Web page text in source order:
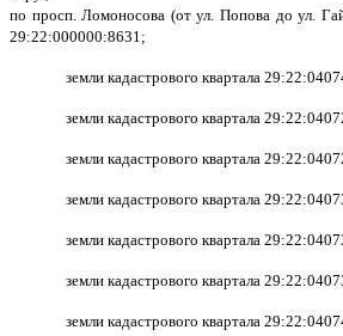
по просп. Ломоносова (от ул. Попова до ул.
29:22:000000:8631;
земли кадастрового квартала
земли кадастрового квартала
земли кадастрового квартала
земли кадастрового квартала
земли кадастрового квартала
земли кадастрового квартала
земли кадастрового квартала